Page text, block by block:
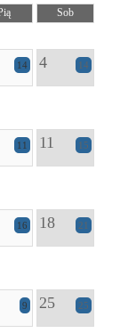
Sob
14 4 14
11 11 15
16 18 21
9 25 25